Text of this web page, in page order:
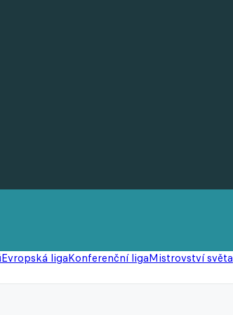
Evropská ligaKonferenční ligaMistrovství světa